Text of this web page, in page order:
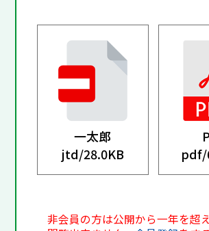
一太郎
jtd/28.0KB
pdf/
非会員の方は公開から一年を超